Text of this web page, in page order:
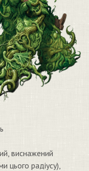
виснажений
цього радіусу),